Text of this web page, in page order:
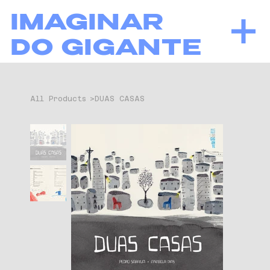
IMAGINAR
DO GIGANTE
All Products > DUAS CASAS